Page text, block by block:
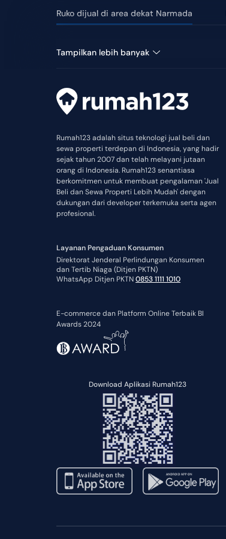
Ruko dijual di area dekat Narmada
Tampilkan lebih banyak
Rumah123 adalah situs teknologi jual beli dan
sewa properti terdepan di Indonesia, yang hadir
sejak tahun 2007 dan telah melayani jutaan
orang di Indonesia. Rumah123 senantiasa
berkomitmen untuk membuat pengalaman 'Jual
Beli dan Sewa Properti Lebih Mudah' dengan
dukungan dari developer terkemuka serta agen
profesional.
Layanan Pengaduan Konsumen
Direktorat Jenderal Perlindungan Konsumen
dan Tertib Niaga (Ditjen PKTN)
WhatsApp Ditjen PKTN0853 1111 1010
E-commerce dan Platform Online Terbaik BI
Awards 2024
Download Aplikasi Rumah123